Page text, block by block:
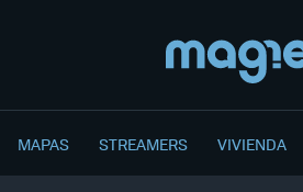
MAPAS STREAMERS VIVIENDA